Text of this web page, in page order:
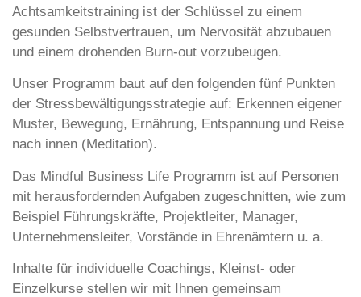
Achtsamkeitstraining ist der Schlüssel zu einem
gesunden Selbstvertrauen, um Nervosität abzubauen
und einem drohenden Burn-out vorzubeugen.
Unser Programm baut auf den folgenden fünf Punkten
der Stressbewältigungsstrategie auf: Erkennen eigener
Muster, Bewegung, Ernährung, Entspannung und Reise
nach innen (Meditation).
Das Mindful Business Life Programm ist auf Personen
mit herausfordernden Aufgaben zugeschnitten, wie zum
Beispiel Führungskräfte, Projektleiter, Manager,
Unternehmensleiter, Vorstände in Ehrenämtern u. a.
Inhalte für individuelle Coachings, Kleinst- oder
Einzelkurse stellen wir mit Ihnen gemeinsam